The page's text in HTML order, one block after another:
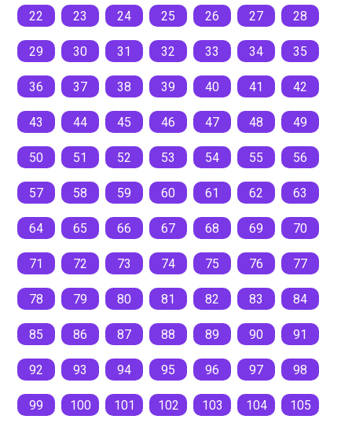
22 23 24 25 26 27 28
29 30 31 32 33 34 35
36 37 38 39 40 41 42
43 44 45 46 47 48 49
50 51 52 53 54 55 56
57 58 59 60 61 62 63
64 65 66 67 68 69 70
71 72 73 74 75 76 77
78 79 80 81 82 83 84
85 86 87 88 89 90 91
92 93 94 95 96 97 98
99 100 101 102 103 104 105